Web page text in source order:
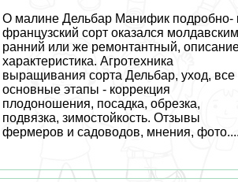
О малине Дельбар Манифик подробно-
французский сорт оказался
ранний или же ремонтантный,
хаpaктеристика. Агротехника
выращивания сорта Дельбар, уход, все
основные этапы - коррекция
плодоношения, посадка, обрезка,
подвязка, зимостойкость. Отзывы
фермеров и садоводов, мнения, фото....